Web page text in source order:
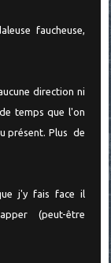
faucheuse,
direction ni
temps que l'on
présent. Plus de
j'y fais face il
(peut-être